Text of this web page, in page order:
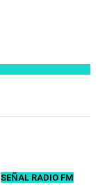
SEÑAL RADIO FM